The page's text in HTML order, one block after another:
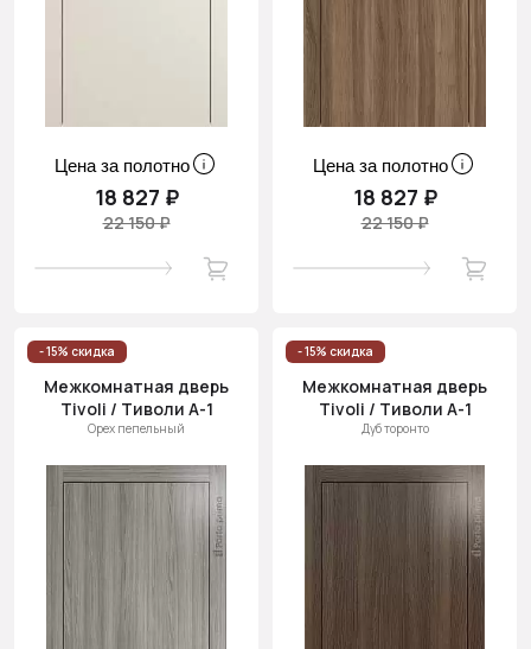
Цена за полотно
18 827 ₽
22 150 ₽
Цена за полотно
18 827 ₽
22 150 ₽
- 15% скидка
Межкомнатная дверь
Tivoli / Тиволи А-1
Орех пепельный
- 15% скидка
Межкомнатная дверь
Tivoli / Тиволи А-1
Дуб торонто